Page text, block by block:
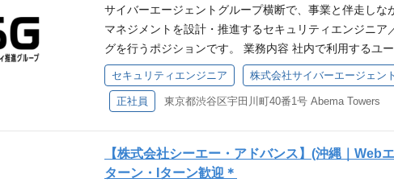
います。 【インターネット広告事業本部について】 サイ
の連結売上高の約半分を担うインターネット広告事業。
サービスを提供しており、運用力やAI等の技術力を強み
最大化を追求し、インターネット広告のリーディングカ
場を牽引しています。 現在は広告にとどまらず新たに
業界の大手企業との協業を拡大しDX推進に取り組んでい
クと開発環境 Go Vue.js／React Nuxt.js／Next.js
S全般（IAM／ストレージ／RDS／DynamoDB／ECS／
GCP全般（IAM／ストレージ／GKE／VertexAI／セキュ
テナ Kubernetes Karpenter KEDA Qdrant DataDog Slack
ル（ClaudeCode、 Devin、 Cursor等） OIDC、
可領域（デジタルアイデンティティ） GitHub Actions
LLM等のAI技術（LLM API、Bedrock、LLM Ops）
ウェア 求める経験・スキルなど 【必須の経験・スキル
発、運用経験 チームでの開発経験 【歓迎する経験・スキ
めです。 さらに、このポジションは技術面だけでなく、
リティ文化の形成と向上にも大きく影響します。 理想を
と向き合う能力を持ち、チームワークを重視する方には
なやりがいと成長の機会を提供します。 部署について
は、サイバーエージェントグループ全体のサービスに対
ィの信頼性・可用性を維持・向上させることを目的に、
インフラ運用を支え、各ビジネスセグメントのセキュリ
た継続的な改善と仕組みづくりを推進することです。 セ
したインフラの設計・構築 クラウドインフラ（AWS/
プが提供するインターネットサービスにおけるセキュリ
エージェントグループ内事業部/プロダクトに対する社内
活動 ポジションの魅力 ＜自主性を活かせるプロジェク
案件ごとに高い裁量が与えられており、これまで培った
揮して「自分主導」でプロジェクトを進めることが可能
ての協力体制も万全で、専門外の知識が必要な場合でも
バーへ相談できます。 ＜キャリアアップと専門性の両
ティの専門家としてのスキルを深めることはもちろん、
ジメントやコンサルティング全般にわたるスキルも養う
サイバーエージェントグループ横断で、事業と伴走しな
マネジメントを設計・推進するセキュリティエンジニア
グを行うポジションです。 業務内容 社内で利用するユー
不正アクセス監視システムの開発/運用を始めとして、プ
わるセキュリティ設計支援や脆弱性診断、社内システム
ア対策、ISMSや各種ガイドラインへの準拠を目的とした
実務経験を積むことができます。 具体的な業務には、
トグループが展開するインターネット広告事業、メディ
業、その他各種事業に対するセキュリティマネジメント
セキュリティエンジニア
正社員 東京都渋谷区宇田川町40番1号 Abema Towers
【株式会社シーエー・アドバンス】(沖縄｜Web
ターン・Iターン歓迎＊